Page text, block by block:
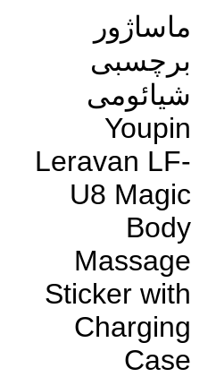
ماساژور
برچسبی
شیائومی
Youpin
Leravan LF-
U8 Magic
Body
Massage
Sticker with
Charging
Case